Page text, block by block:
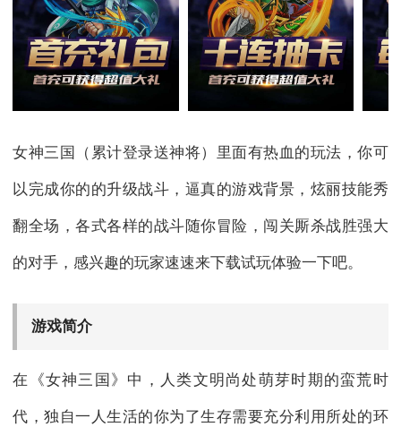
女神三国（累计登录送神将）里面有热血的玩法，你可
以完成你的的升级战斗，逼真的游戏背景，炫丽技能秀
翻全场，各式各样的战斗随你冒险，闯关厮杀战胜强大
的对手，感兴趣的玩家速速来下载试玩体验一下吧。
游戏简介
在《女神三国》中，人类文明尚处萌芽时期的蛮荒时
代，独自一人生活的你为了生存需要充分利用所处的环